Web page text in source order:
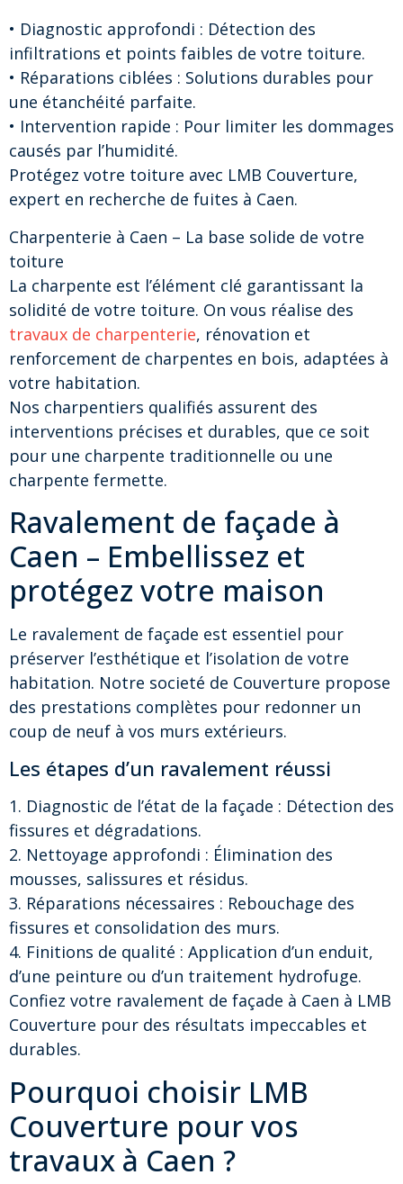
• Diagnostic approfondi : Détection des
infiltrations et points faibles de votre toiture.
• Réparations ciblées : Solutions durables pour
une étanchéité parfaite.
• Intervention rapide : Pour limiter les dommages
causés par l’humidité.
Protégez votre toiture avec LMB Couverture,
expert en recherche de fuites à Caen.
Charpenterie à Caen – La base solide de votre
toiture
La charpente est l’élément clé garantissant la
solidité de votre toiture. On vous réalise des
travaux de charpenterie, rénovation et
renforcement de charpentes en bois, adaptées à
votre habitation.
Nos charpentiers qualifiés assurent des
interventions précises et durables, que ce soit
pour une charpente traditionnelle ou une
charpente fermette.
Ravalement de façade à
Caen – Embellissez et
protégez votre maison
Le ravalement de façade est essentiel pour
préserver l’esthétique et l’isolation de votre
habitation. Notre societé de Couverture propose
des prestations complètes pour redonner un
coup de neuf à vos murs extérieurs.
Les étapes d’un ravalement réussi
1. Diagnostic de l’état de la façade : Détection des
fissures et dégradations.
2. Nettoyage approfondi : Élimination des
mousses, salissures et résidus.
3. Réparations nécessaires : Rebouchage des
fissures et consolidation des murs.
4. Finitions de qualité : Application d’un enduit,
d’une peinture ou d’un traitement hydrofuge.
Confiez votre ravalement de façade à Caen à LMB
Couverture pour des résultats impeccables et
durables.
Pourquoi choisir LMB
Couverture pour vos
travaux à Caen ?